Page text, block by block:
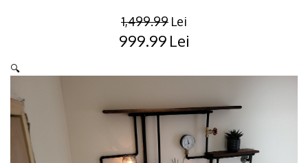
1,499.99 Lei
Original
was:
999.99 Lei
Current
is:
🔍